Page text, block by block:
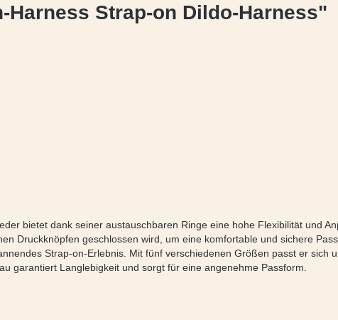
Strap-on Dildo-Harness"
bietet dank seiner austauschbaren Ringe eine hohe Flexibilität und
Druckknöpfen geschlossen wird, um eine komfortable und sichere
Strap-on-Erlebnis. Mit fünf verschiedenen Größen passt er sich
garantiert Langlebigkeit und sorgt für eine angenehme Passform.